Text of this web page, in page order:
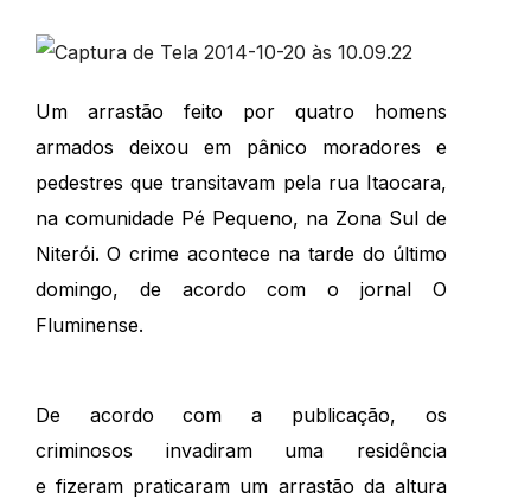
Um arrastão feito por quatro homens
armados deixou em pânico moradores e
pedestres que transitavam pela rua Itaocara,
na comunidade Pé Pequeno, na Zona Sul de
Niterói. O crime acontece na tarde do último
domingo, de acordo com o jornal O
Fluminense.
De acordo com a publicação, os
criminosos invadiram uma residência
e fizeram praticaram um arrastão da altura